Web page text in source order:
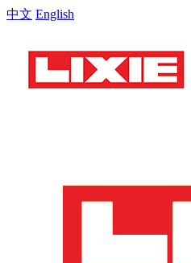
中文 English